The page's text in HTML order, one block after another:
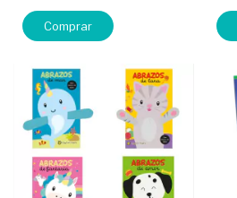
Comprar